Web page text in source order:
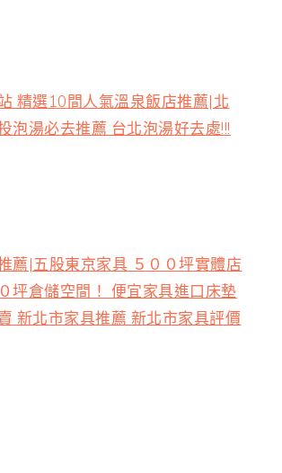
精選10間人氣溫泉飯店推薦|北
泡湯必去推薦 台北泡湯好去處!!!
薦|五股東京家具 ５００坪實體店
坪倉儲空間！ 便宜家具進口床墊
新北市家具推薦 新北市家具評價